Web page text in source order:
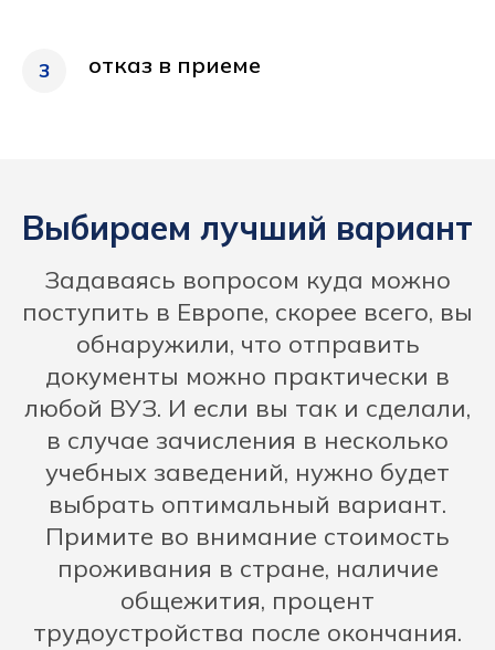
3 отказ в приеме
Выбираем лучший вариант
Задаваясь вопросом куда можно
поступить в Европе, скорее всего, вы
обнаружили, что отправить
документы можно практически в
любой ВУЗ. И если вы так и сделали,
в случае зачисления в несколько
учебных заведений, нужно будет
выбрать оптимальный вариант.
Примите во внимание стоимость
проживания в стране, наличие
общежития, процент
трудоустройства после окончания.